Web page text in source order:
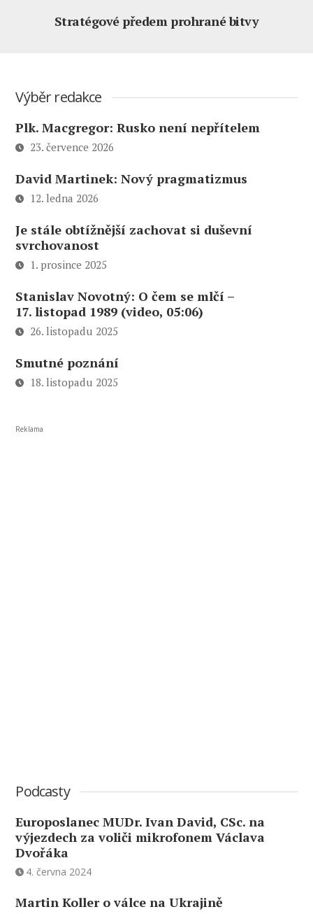
Stratégové předem prohrané bitvy
Výběr redakce
Plk. Macgregor: Rusko není nepřítelem
23. července 2026
David Martinek: Nový pragmatizmus
12. ledna 2026
Je stále obtížnější zachovat si duševní
svrchovanost
1. prosince 2025
Stanislav Novotný: O čem se mlčí –
17. listopad 1989 (video, 05:06)
26. listopadu 2025
Smutné poznání
18. listopadu 2025
Reklama
Podcasty
Europoslanec MUDr. Ivan David, CSc. na
výjezdech za voliči mikrofonem Václava
Dvořáka
4. června 2024
Martin Koller o válce na Ukrajině